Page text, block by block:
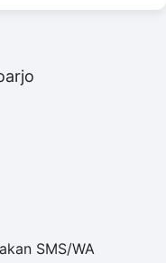
SMS/WA